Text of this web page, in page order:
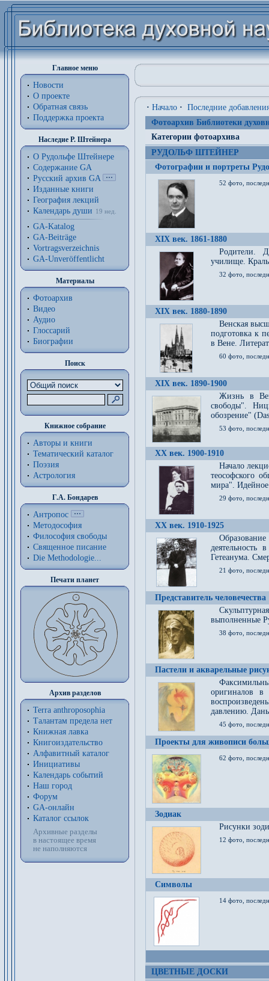
Главное меню
Новости
О проекте
Обратная связь
Поддержка проекта
Наследие Р. Штейнера
О Рудольфе Штейнере
Содержание GA
Русский архив GA
Изданные книги
География лекций
Календарь души
19 нед.
GA-Katalog
GA-Beiträge
Vortragsverzeichnis
GA-Unveröffentlicht
Материалы
Фотоархив
Видео
Аудио
Глоссарий
Биографии
Поиск
Книжное собрание
Авторы и книги
Тематический каталог
Поэзия
Астрология
Г.А. Бондарев
Антропос
Методософия
Философия cвободы
Священное писание
Die Methodologie...
Печати планет
Архив разделов
Terra anthroposophia
Талантам предела нет
Книжная лавка
Книгоиздательство
Алфавитный каталог
Инициативы
Календарь событий
Наш город
Форум
GA-онлайн
Каталог ссылок
Архивные разделы
в настоящее время
не наполняются
· Начало · Последние
Фотоархив Библиотеки
Категории фотоархива
РУДОЛЬФ ШТЕЙНЕР
Фотографии и портреты
52 фото,
XIX век. 1861-1880
Родители.
училище.
32 фото,
XIX век. 1880-1890
Венская
подготовка к
в Вене.
60 фото,
XIX век. 1890-1900
Жизнь в
свободы".
обозрение"
53 фото,
XX век. 1900-1910
Начало
теософского
мира". Идейное
29 фото,
XX век. 1910-1925
Образование
деятельность
Гетеанума.
21 фото,
Представитель человечества
выполненные
38 фото,
Пастели и акварельные
оригиналов
давлению.
45 фото,
Проекты для живописи
62 фото,
Зодиак
Рисунки
12 фото,
Символы
14 фото,
ЦВЕТНЫЕ ДОСКИ